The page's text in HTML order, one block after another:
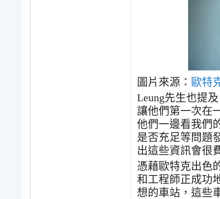
圖片來源： 歐特
Leung先生也提
讓他們第一次在
他們一邊看我們
是否充足等問題
出這些資訊會很
憑藉歐特克出色
和工程師正成功
想的車站，這些